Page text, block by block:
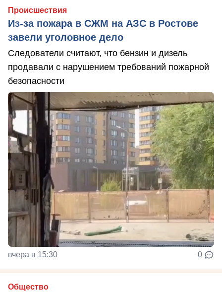
Происшествия
Из-за пожара в СЖМ на АЗС в Ростове
завели уголовное дело
Следователи считают, что бензин и дизель
продавали с нарушением требований пожарной
безопасности
вчера в 15:30 0
Общество